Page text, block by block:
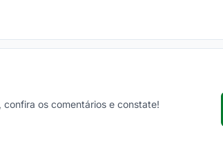
os comentários e constate!